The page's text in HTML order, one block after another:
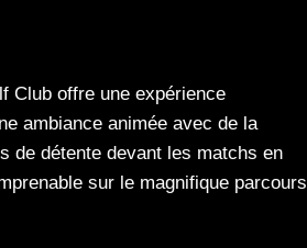
Club offre une expérience
ambiance animée avec de la
de détente devant les matchs en
sur le magnifique parcours